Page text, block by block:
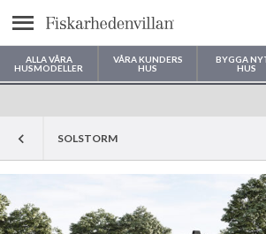
Meny
ALLA VÅRA
HUSMODELLER
VÅRA KUNDERS
HUS
BYGGA
HUS
Var vill du bygga ditt
SOLSTORM